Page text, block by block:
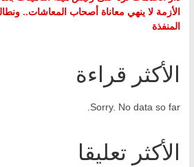
الأزمة لا ينهي معاناة أصحاب المعاشات..
المنفذة
الأكثر قراءة
Sorry. No data so far.
الأكثر تعليقا